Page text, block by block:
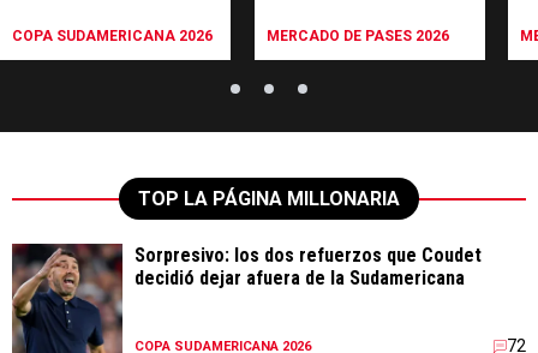
COPA SUDAMERICANA 2026 MERCADO DE PASES 2026
TOP LA PÁGINA MILLONARIA
Sorpresivo: los dos refuerzos que Coudet
decidió dejar afuera de la Sudamericana
COPA SUDAMERICANA 2026 72